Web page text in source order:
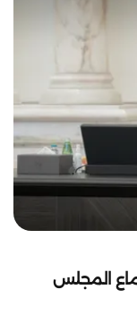
المجلس